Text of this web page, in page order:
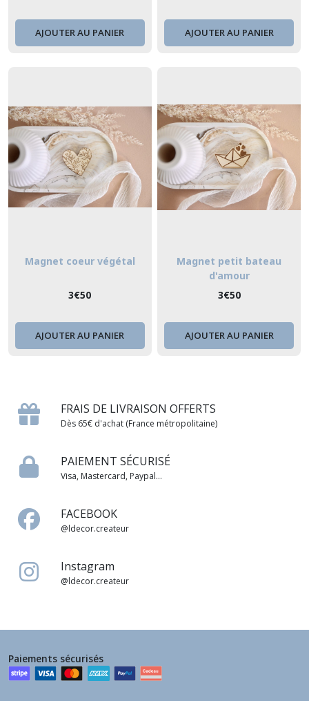
AJOUTER AU PANIER AJOUTER AU PANIER
Magnet coeur végétal
3€50
AJOUTER AU PANIER
Magnet petit bateau
d'amour
3€50
AJOUTER AU PANIER
FRAIS DE LIVRAISON OFFERTS
Dès 65€ d'achat (France métropolitaine)
PAIEMENT SÉCURISÉ
Visa, Mastercard, Paypal...
FACEBOOK
@ldecor.createur
Instagram
@ldecor.createur
Paiements sécurisés